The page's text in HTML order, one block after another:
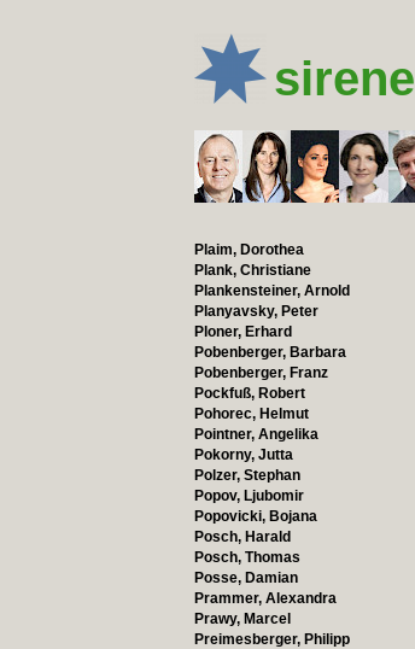
sirene
Plaim, Dorothea
Plank, Christiane
Plankensteiner, Arnold
Planyavsky, Peter
Ploner, Erhard
Pobenberger, Barbara
Pobenberger, Franz
Pockfuß, Robert
Pohorec, Helmut
Pointner, Angelika
Pokorny, Jutta
Polzer, Stephan
Popov, Ljubomir
Popovicki, Bojana
Posch, Harald
Posch, Thomas
Posse, Damian
Prammer, Alexandra
Prawy, Marcel
Preimesberger, Philipp